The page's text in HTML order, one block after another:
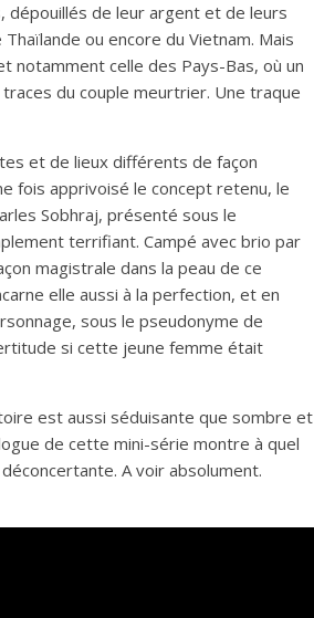
dépouillés de leur argent et de leurs
ou encore du Vietnam. Mais
notamment celle des Pays-Bas, où un
du couple meurtrier. Une traque
et de lieux différents de façon
fois apprivoisé le concept retenu, le
Sobhraj, présenté sous le
terrifiant. Campé avec brio par
magistrale dans la peau de ce
elle aussi à la perfection, et en
sous le pseudonyme de
si cette jeune femme était
est aussi séduisante que sombre et
de cette mini-série montre à quel
A voir absolument.